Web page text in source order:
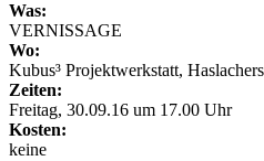
Was:
VERNISSAGE
Wo:
Kubus³ Projektwerkstatt,
Zeiten:
Freitag, 30.09.16 um 17.00 Uhr
Kosten:
keine